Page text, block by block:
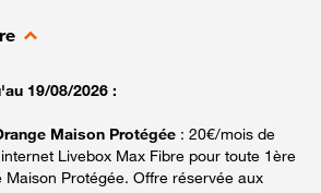
19/08/2026 :
Maison Protégée : 20€/mois de
Livebox Max Fibre pour toute 1ère
Protégée. Offre réservée aux